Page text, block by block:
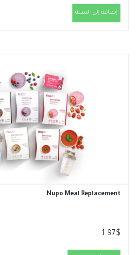
إضافة إلى السلة
Nupo Meal Replacement
1.97$